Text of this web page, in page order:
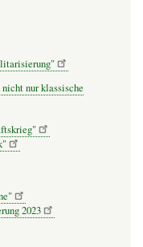
nur klassische
2023